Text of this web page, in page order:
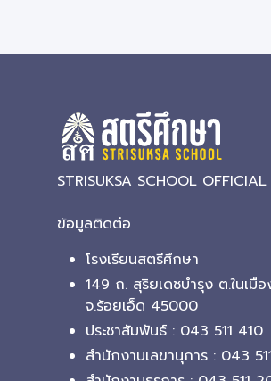
STRISUKSA SCHOOL
ข้อมูลติดต่อ
โรงเรียนสตรีศึกษา
149 ถ. สุริยเดชบำรุง ต.ในเมื
จ.ร้อยเอ็ด 45000
ประชาสัมพันธ์ : 043 511 410
สำนักงานเลขานุการ : 043